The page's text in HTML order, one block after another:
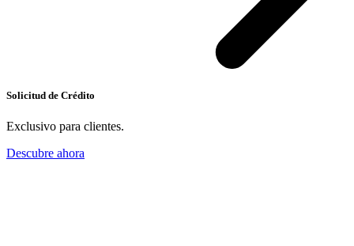
Solicitud de Crédito
Exclusivo para clientes.
Descubre ahora